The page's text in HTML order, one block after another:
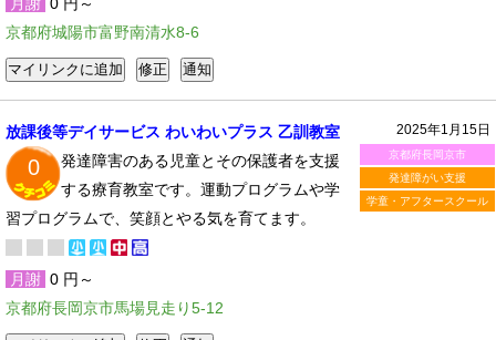
京都府城陽市富野南清水8-6
2025年1月15日
京都府長岡京市
発達障がい支援
学童・アフタースクール
放課後等デイサービス わいわいプラス 乙訓教室
0
発達障害のある児童とその保護者を支援
する療育教室です。運動プログラムや学
習プログラムで、笑顔とやる気を育てます。
月謝 0 円～
京都府長岡京市馬場見走り5-12